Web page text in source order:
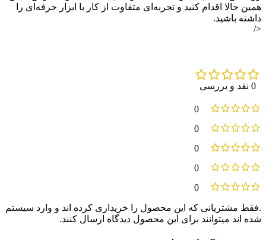
همین حالا اقدام کنید و تجربه‌ای متفاوت از کار با ابزار حرفه‌ای را
داشته باشید.
</
0 نقد و بررسی
0
0
0
0
0
.فقط مشتریانی که این محصول را خریداری کرده اند و وارد سیستم
شده اند میتوانند برای این محصول دیدگاه ارسال کنند.